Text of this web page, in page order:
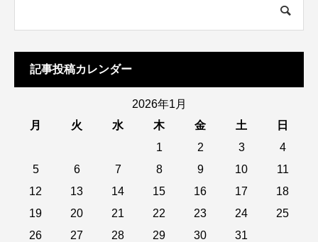
記事投稿カレンダー
2026年1月
月
火 水 木 金 土
日
1
2 3
4
5
6 7 8 9 10
11
12
13 14 15 16 17
18
19
20 21 22 23 24
25
26
27 28 29 30
31